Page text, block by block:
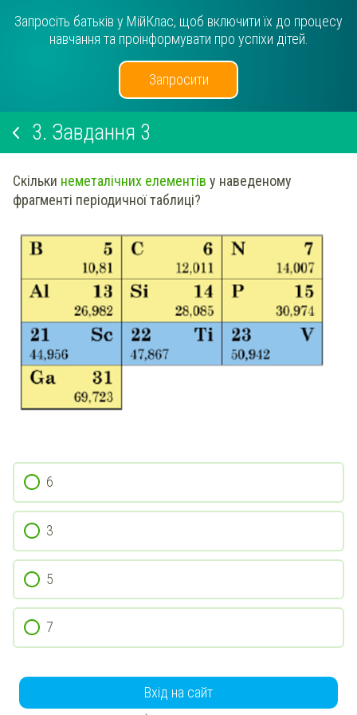
Запросіть батьків у МійКлас, щоб включити їх до процесу
навчання та проінформувати про успіхи дітей.
Запросити
3. Завдання 3
Скільки неметалічних елементів у наведеному
фрагменті періодичної таблиці?
6
3
5
7
Вхід на сайт